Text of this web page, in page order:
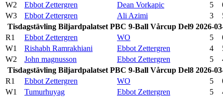
W2
Ebbot Zettergren Dean Vorkapic 5
W3
Ebbot Zettergren Ali Azimi 3
Tisdagstävling Biljardpalatset PBC 9-Ball Vårcup Del9 2026-
R1
Ebbot Zettergren WO 5
W1
Rishabh Ramrakhiani Ebbot Zettergren 4
W2
John magnusson Ebbot Zettergren 5
Tisdagstävling Biljardpalatset PBC 9-Ball Vårcup Del8 2026-
R1
Ebbot Zettergren WO 5
W1
Tumurhuyag Ebbot Zettergren 5